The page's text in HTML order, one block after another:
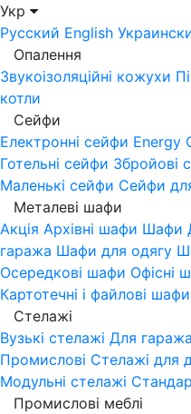
Укр
Русский English
Опалення
Звукоізоляційні кожухи
котли
Сейфи
Електронні сейфи Energy
Готельні сейфи Збройові
Маленькі сейфи Сейфи
Металеві шафи
Акція Архівні шафи Шафи
гаража Шафи для одягу
Осередкові шафи Офісні
Картотечні і файлові шафи
Стелажі
Вузькі стелажі Для гаража
Промислові Стелажі для
Модульні стелажі
Промислові меблі